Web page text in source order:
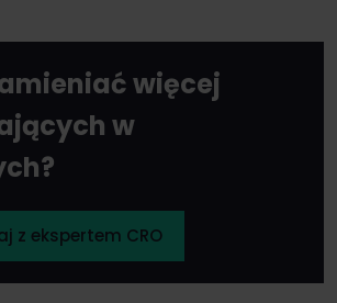
więcej
w
z ekspertem CRO